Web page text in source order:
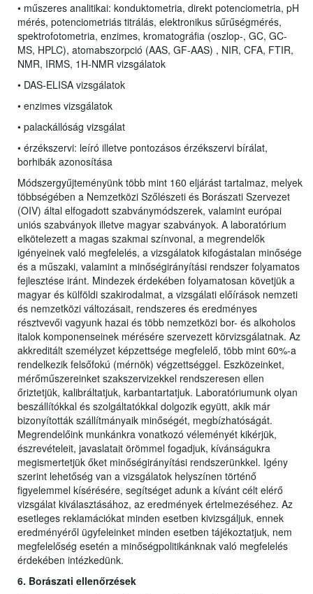
• műszeres analitikai: konduktometria, direkt potenciometria, pH
mérés, potenciometriás titrálás, elektronikus sűrűségmérés,
spektrofotometria, enzimes, kromatográfia (oszlop-, GC, GC-
MS, HPLC), atomabszorpció (AAS, GF-AAS) , NIR, CFA, FTIR,
NMR, IRMS, 1H-NMR vizsgálatok
• DAS-ELISA vizsgálatok
• enzimes vizsgálatok
• palackállóság vizsgálat
• érzékszervi: leíró illetve pontozásos érzékszervi bírálat,
borhibák azonosítása
Módszergyűjteményünk több mint 160 eljárást tartalmaz, melyek
többségében a Nemzetközi Szőlészeti és Borászati Szervezet
(OIV) által elfogadott szabványmódszerek, valamint európai
uniós szabványok illetve magyar szabványok. A laboratórium
elkötelezett a magas szakmai színvonal, a megrendelők
igényeinek való megfelelés, a vizsgálatok kifogástalan minősége
és a műszaki, valamint a minőségirányítási rendszer folyamatos
fejlesztése iránt. Mindezek érdekében folyamatosan követjük a
magyar és külföldi szakirodalmat, a vizsgálati előírások nemzeti
és nemzetközi változásait, rendszeres és eredményes
résztvevői vagyunk hazai és több nemzetközi bor- és alkoholos
italok komponenseinek mérésére szervezett körvizsgálatnak. Az
akkreditált személyzet képzettsége megfelelő, több mint 60%-a
rendelkezik felsőfokú (mérnök) végzettséggel. Eszközeinket,
mérőműszereinket szakszervizekkel rendszeresen ellen
őriztetjük, kalibráltatjuk, karbantartatjuk. Laboratóriumunk olyan
beszállítókkal és szolgáltatókkal dolgozik együtt, akik már
bizonyították szállítmányaik minőségét, megbízhatóságát.
Megrendelőink munkánkra vonatkozó véleményét kikérjük,
észrevételeit, javaslatait örömmel fogadjuk, kívánságukra
megismertetjük őket minőségirányítási rendszerünkkel. Igény
szerint lehetőség van a vizsgálatok helyszínen történő
figyelemmel kísérésére, segítséget adunk a kívánt célt elérő
vizsgálat kiválasztásához, az eredmények értelmezéséhez. Az
esetleges reklamációkat minden esetben kivizsgáljuk, ennek
eredményéről ügyfeleinket minden esetben tájékoztatjuk, nem
megfelelőség esetén a minőségpolitikánknak való megfelelés
érdekében intézkedünk.
6. Borászati ellenőrzések